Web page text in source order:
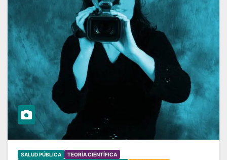
SALUD PÚBLICA
TEORÍA CIENTÍFICA